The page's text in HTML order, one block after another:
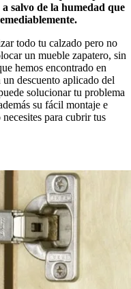
salvo de la humedad que
todo tu calzado pero no
un mueble zapatero, sin
hemos encontrado en
un descuento aplicado del
solucionar tu problema
su fácil montaje e
para cubrir tus